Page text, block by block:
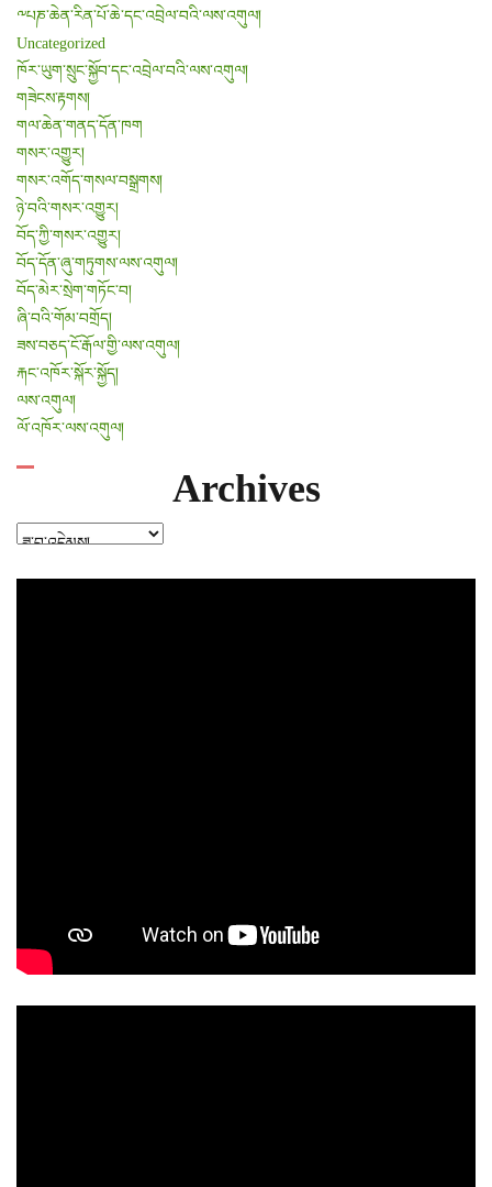
༸པཎ་ཆེན་རིན་པོ་ཆེ་དང་འབྲེལ་བའི་ལས་འགུལ།
Uncategorized
ཁོར་ཡུག་སྲུང་སྐྱོབ་དང་འབྲེལ་བའི་ལས་འགུལ།
གཟེངས་རྟགས།
གལ་ཆེན་གནད་དོན་ཁག
གསར་འགྱུར།
གསར་འགོད་གསལ་བསྒྲགས།
ཉེ་བའི་གསར་འགྱུར།
བོད་ཀྱི་གསར་འགྱུར།
བོད་དོན་ཞུ་གཏུགས་ལས་འགུལ།
བོད་མེར་སྲེག་གཏོང་བ།
ཞི་བའི་གོམ་བགྲོད།
ཟས་བཅད་ངོ་རྒོལ་གྱི་ལས་འགུལ།
རྐང་འཁོར་སྐོར་སྐྱོད།
ལས་འགུལ།
ལོ་འཁོར་ལས་འགུལ།
Archives
Archives